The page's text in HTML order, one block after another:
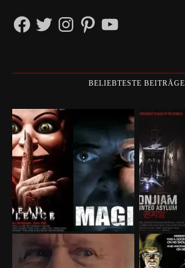
FacebookTwitterInstagramPinterestYouTube
BELIEBTESTE BEITRÄGE